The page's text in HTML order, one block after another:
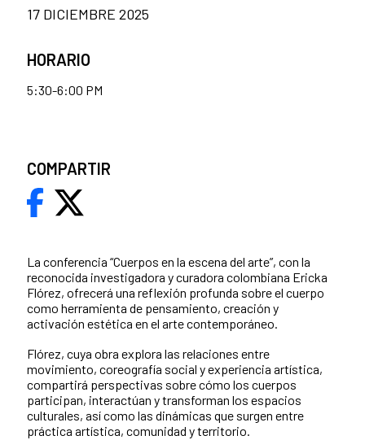
La conferencia “Cuerpos en la escena del arte”, con la
reconocida investigadora y curadora colombiana Ericka
Flórez, ofrecerá una reflexión profunda sobre el cuerpo
como herramienta de pensamiento, creación y
activación estética en el arte contemporáneo.
Flórez, cuya obra explora las relaciones entre
movimiento, coreografía social y experiencia artística,
compartirá perspectivas sobre cómo los cuerpos
participan, interactúan y transforman los espacios
culturales, así como las dinámicas que surgen entre
práctica artística, comunidad y territorio.
17 DICIEMBRE 2025
HORARIO
5:30-6:00 PM
COMPARTIR